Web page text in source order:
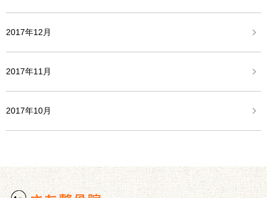
2017年12月
2017年11月
2017年10月